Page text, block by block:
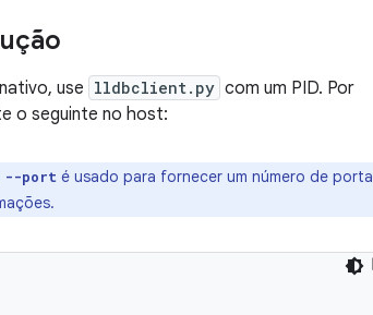
use lldbclient.py com um PID. Por
o seguinte no host:
--port é usado para fornecer um número de porta